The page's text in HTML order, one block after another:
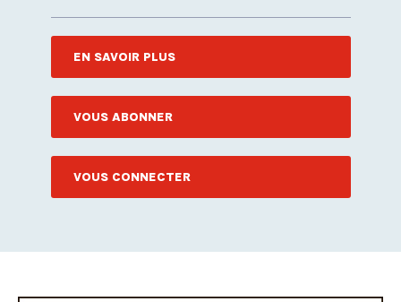
EN SAVOIR PLUS
VOUS ABONNER
VOUS CONNECTER